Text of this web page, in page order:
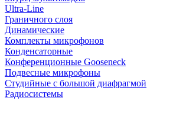
Ultra-Line
Граничного слоя
Динамические
Комплекты микрофонов
Конденсаторные
Конференционные Gooseneck
Подвесные микрофоны
Студийные с большой диафрагмой
Радиосистемы